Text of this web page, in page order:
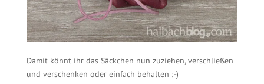
Damit könnt ihr das Säckchen nun zuziehen, verschließen
und verschenken oder einfach behalten ;-)